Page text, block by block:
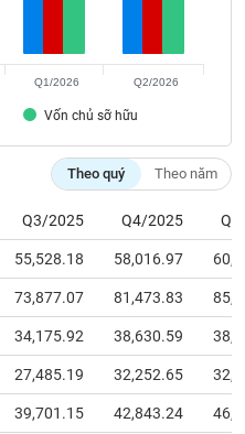
Vốn chủ sỡ hữu
Q1/2026 Q2/2026
Theo quý Theo năm
Q3/2025 Q4/2025
55,528.18 58,016.97
73,877.07 81,473.83
34,175.92 38,630.59
27,485.19 32,252.65
39,701.15 42,843.24